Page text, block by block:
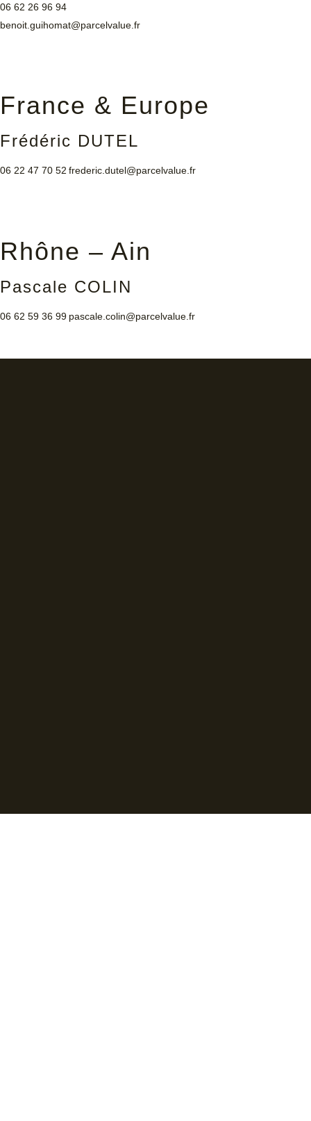
06 62 26 96 94
benoit.guihomat@parcelvalue.fr
France & Europe
Frédéric DUTEL
06 22 47 70 52 frederic.dutel@parcelvalue.fr
Rhône – Ain
Pascale COLIN
06 62 59 36 99 pascale.colin@parcelvalue.fr